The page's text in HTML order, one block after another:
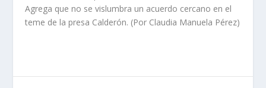
Agrega que no se vislumbra un acuerdo cercano en el
teme de la presa Calderón. (Por Claudia Manuela Pérez)